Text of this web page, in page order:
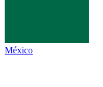
México